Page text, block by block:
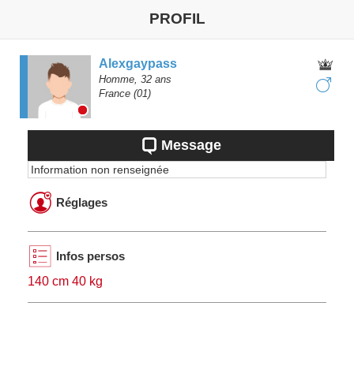
PROFIL
Alexgaypass
Homme, 32 ans
France (01)
Message
Information non renseignée
Réglages
Infos persos
140 cm 40 kg